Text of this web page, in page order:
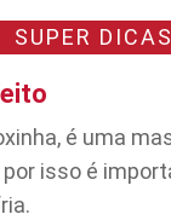
SUPER DICAS
é uma
isso é